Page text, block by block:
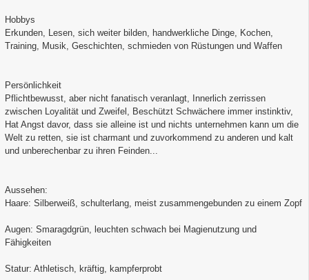
Hobbys
Erkunden, Lesen, sich weiter bilden, handwerkliche Dinge, Kochen,
Training, Musik, Geschichten, schmieden von Rüstungen und Waffen
Persönlichkeit
Pflichtbewusst, aber nicht fanatisch veranlagt, Innerlich zerrissen
zwischen Loyalität und Zweifel, Beschützt Schwächere immer instinktiv,
Hat Angst davor, dass sie alleine ist und nichts unternehmen kann um die
Welt zu retten, sie ist charmant und zuvorkommend zu anderen und kalt
und unberechenbar zu ihren Feinden...
Aussehen:
Haare: Silberweiß, schulterlang, meist zusammengebunden zu einem Zopf
Augen: Smaragdgrün, leuchten schwach bei Magienutzung und
Fähigkeiten
Statur: Athletisch, kräftig, kampferprobt